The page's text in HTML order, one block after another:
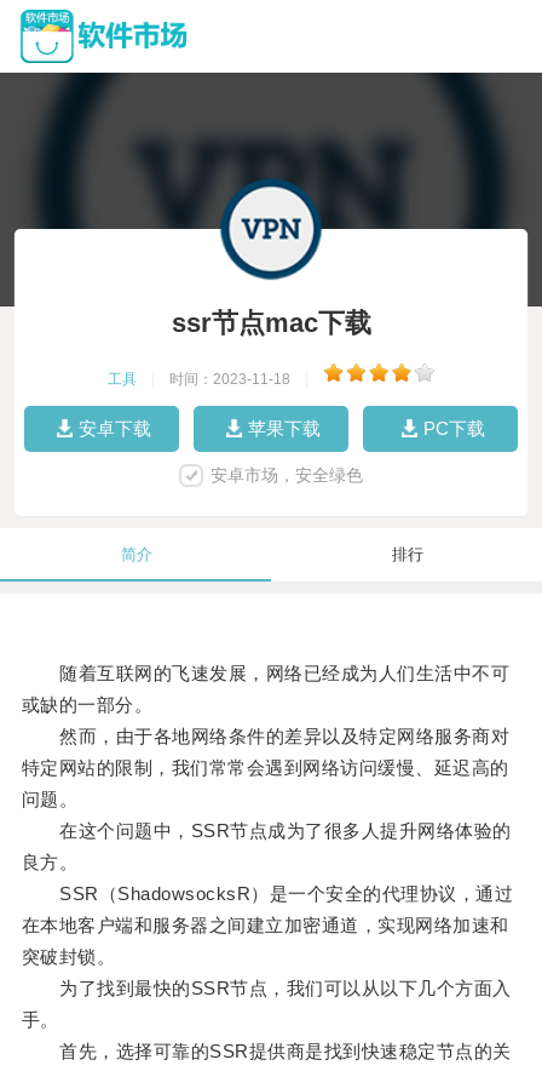
ssr节点mac下载
工具 时间：2023-11-18
安卓下载 苹果下载 PC下载
安卓市场，安全绿色
简介 排行
随着互联网的飞速发展，网络已经成为人们生活中不可
或缺的一部分。
然而，由于各地网络条件的差异以及特定网络服务商对
特定网站的限制，我们常常会遇到网络访问缓慢、延迟高的
问题。
在这个问题中，SSR节点成为了很多人提升网络体验的
良方。
SSR（ShadowsocksR）是一个安全的代理协议，通过
在本地客户端和服务器之间建立加密通道，实现网络加速和
突破封锁。
为了找到最快的SSR节点，我们可以从以下几个方面入
手。
首先，选择可靠的SSR提供商是找到快速稳定节点的关